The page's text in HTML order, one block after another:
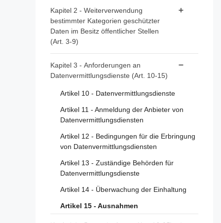
Artikel 2 - Begriffsbestimmungen
Kapitel 2 - Weiterverwendung
bestimmter Kategorien geschützter
Daten im Besitz öffentlicher Stellen
(Art. 3-9)
Artikel 4 - Verbot von
Weiterverwendung
Artikel 7 - Zuständige Stellen
Artikel 8 - Zentrale Informationsstellen
Artikel 9 - Verfahren für Anträge auf
Weiterverwendung
Kapitel 3 - Anforderungen an
Datenvermittlungsdienste (Art. 10-15)
Artikel 10 - Datenvermittlungsdienste
Artikel 11 - Anmeldung der Anbieter von
Datenvermittlungsdiensten
Artikel 12 - Bedingungen für die Erbringung
von Datenvermittlungsdiensten
Artikel 13 - Zuständige Behörden für
Datenvermittlungsdienste
Artikel 14 - Überwachung der Einhaltung
Artikel 15 - Ausnahmen